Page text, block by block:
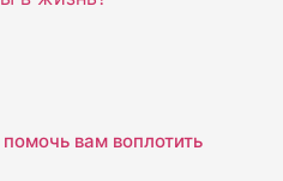
вам воплотить